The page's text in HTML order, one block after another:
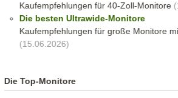
Kaufempfehlungen für 40-Zoll-Monitore
Die besten Ultrawide-Monitore
Kaufempfehlungen für große Monitore
(15.06.2026)
Die Top-Monitore